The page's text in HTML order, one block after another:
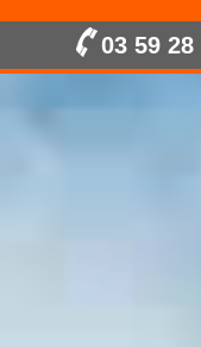
03 59 28